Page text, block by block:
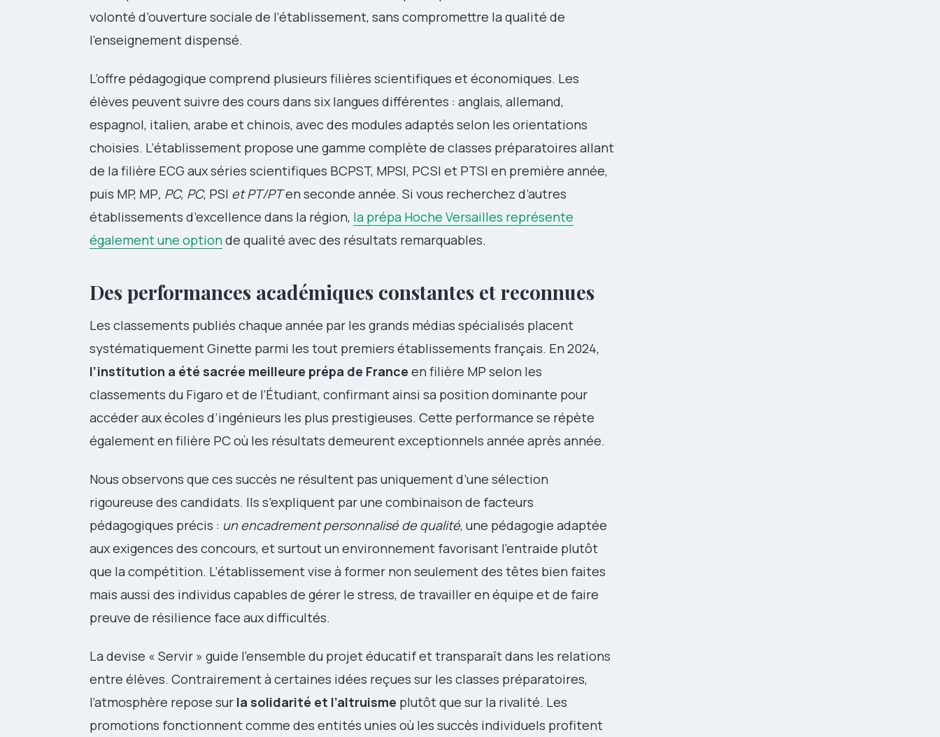
volonté d’ouverture sociale de l’établissement, sans compromettre la qualité de
l’enseignement dispensé.
L’offre pédagogique comprend plusieurs filières scientifiques et économiques. Les
élèves peuvent suivre des cours dans six langues différentes : anglais, allemand,
espagnol, italien, arabe et chinois, avec des modules adaptés selon les orientations
choisies. L’établissement propose une gamme complète de classes préparatoires allant
de la filière ECG aux séries scientifiques BCPST, MPSI, PCSI et PTSI en première année,
puis MP, MP, PC, PC, PSI et PT/PTen seconde année. Si vous recherchez d’autres
établissements d’excellence dans la région, la prépa Hoche Versailles représente
également une optionde qualité avec des résultats remarquables.
Des performances académiques constantes et reconnues
Les classements publiés chaque année par les grands médias spécialisés placent
systématiquement Ginette parmi les tout premiers établissements français. En 2024,
l’institution a été sacrée meilleure prépa de France en filière MP selon les
classements du Figaro et de l’Étudiant, confirmant ainsi sa position dominante pour
accéder aux écoles d’ingénieurs les plus prestigieuses. Cette performance se répète
également en filière PC où les résultats demeurent exceptionnels année après année.
Nous observons que ces succès ne résultent pas uniquement d’une sélection
rigoureuse des candidats. Ils s’expliquent par une combinaison de facteurs
pédagogiques précis : un encadrement personnalisé de qualité, une pédagogie adaptée
aux exigences des concours, et surtout un environnement favorisant l’entraide plutôt
que la compétition. L’établissement vise à former non seulement des têtes bien faites
mais aussi des individus capables de gérer le stress, de travailler en équipe et de faire
preuve de résilience face aux difficultés.
La devise « Servir » guide l’ensemble du projet éducatif et transparaît dans les relations
entre élèves. Contrairement à certaines idées reçues sur les classes préparatoires,
l’atmosphère repose sur la solidarité et l’altruisme plutôt que sur la rivalité. Les
promotions fonctionnent comme des entités unies où les succès individuels profitent